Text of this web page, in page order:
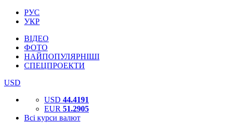
РУС
УКР
ВІДЕО
ФОТО
НАЙПОПУЛЯРНІШІ
СПЕЦПРОЕКТИ
USD
USD 44.4191
EUR 51.2905
Всі курси валют